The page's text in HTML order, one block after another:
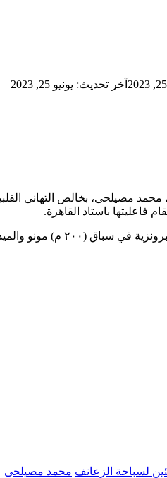
آخر تحديث: يونيو 25, 2023
فاعليتها باستاد القاهرة.
في سباق التتابع (4×200 م).
لسباحة الزعانف محمد مصيلحى